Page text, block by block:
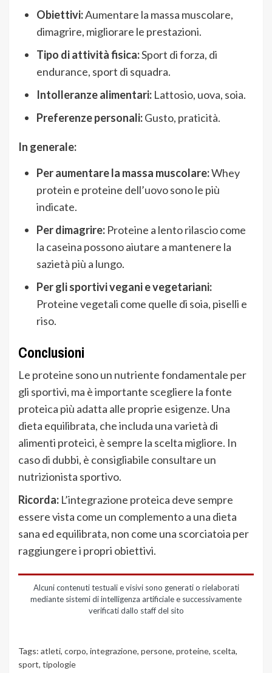
Obiettivi:Aumentare la massa muscolare,
dimagrire, migliorare le prestazioni.
Tipo di attività fisica:Sport di forza, di
endurance, sport di squadra.
Intolleranze alimentari: Lattosio, uova, soia.
Preferenze personali:Gusto, praticità.
In generale:
Per aumentare la massa muscolare:Whey
protein e proteine dell’uovo sono le più
indicate.
Per dimagrire: Proteine a lento rilascio come
la caseina possono aiutare a mantenere la
sazietà più a lungo.
Per gli sportivi vegani e vegetariani:
Proteine vegetali come quelle di soia, piselli e
riso.
Conclusioni
Le proteine sono un nutriente fondamentale per
gli sportivi, ma è importante scegliere la fonte
proteica più adatta alle proprie esigenze. Una
dieta equilibrata, che includa una varietà di
alimenti proteici, è sempre la scelta migliore. In
caso di dubbi, è consigliabile consultare un
nutrizionista sportivo.
Ricorda: L’integrazione proteica deve sempre
essere vista come un complemento a una dieta
sana ed equilibrata, non come una scorciatoia per
raggiungere i propri obiettivi.
Alcuni contenuti testuali e visivi sono generati o rielaborati
mediante sistemi di intelligenza artificiale e successivamente
verificati dallo staff del sito
Tags: atleti, corpo, integrazione, persone, proteine, scelta,
sport, tipologie